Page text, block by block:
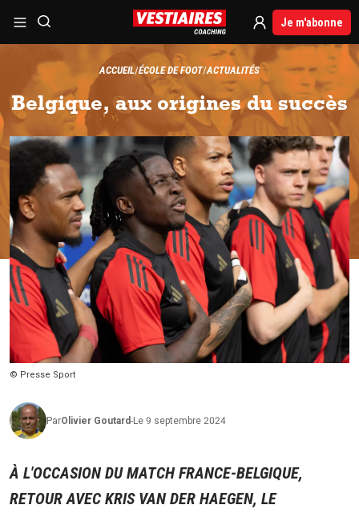
Je m'abonne
ACCUEIL ÉCOLE DE FOOT ACTUALITÉS
Belgique, aux origines du succès
© Presse Sport
ParOlivier Goutard-Le 9 septembre 2024
À L'OCCASION DU MATCH FRANCE-BELGIQUE,
RETOUR AVEC KRIS VAN DER HAEGEN, LE